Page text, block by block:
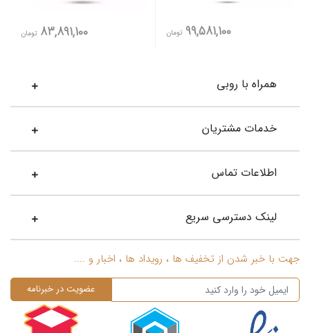
99,581,100 تومان 83,891,100 تومان
همراه با روبی
خدمات مشتریان
اطلاعات تماس
لینک دسترسی سریع
جهت با خبر شدن از تخفیف ها ، رویداد ها ، اخبار و ....